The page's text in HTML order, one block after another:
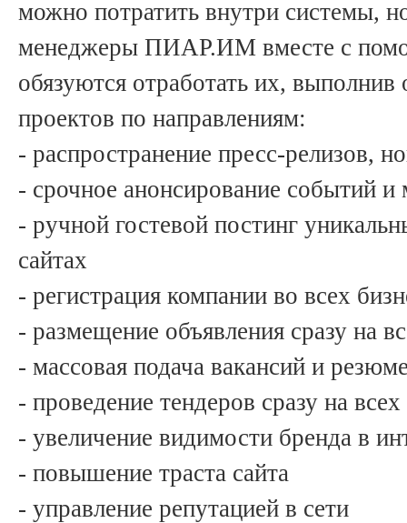
можно потратить внутри системы,
менеджеры ПИАР.ИМ вместе с
обязуются отработать их, выполнив
проектов по направлениям:
- распространение пресс-релизов,
- срочное анонсирование событий и
- ручной гостевой постинг
сайтах
- регистрация компании во всех
- размещение объявления сразу на
- массовая подача вакансий и
- проведение тендеров сразу на
- увеличение видимости бренда в
- повышение траста сайта
- управление репутацией в сети